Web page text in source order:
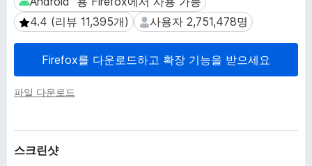
4.4 (리뷰 11,395개)
4.4 (리뷰 11,395개) 사용자 2,751,478명
사용자 2,751,478명
Firefox를 다운로드하고 확장 기능을 받으세요
파일 다운로드
스크린샷